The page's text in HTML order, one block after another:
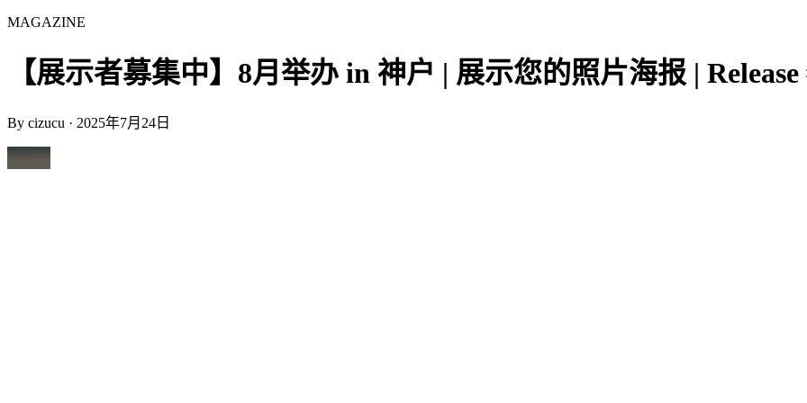
MAGAZINE
【展示者募集中】8月举办 in 神户 | 展示您的照片海报 | Release
By cizucu · 2025年7月24日